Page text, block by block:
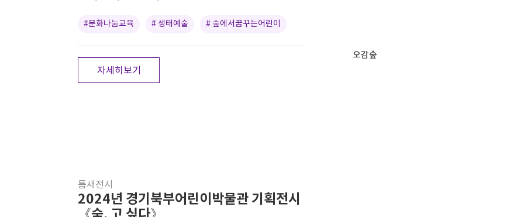
#문화나눔교육 # 생태예술 # 숲에서꿈꾸는어린이
자세히보기
틈새전시
2024년 경기북부어린이박물관 기획전시
오감숲